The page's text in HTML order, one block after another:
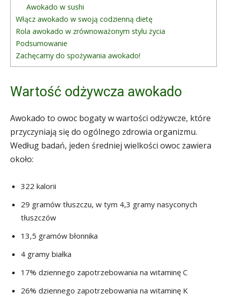
Awokado w sushi
Włącz awokado w swoją codzienną dietę
Rola awokado w zrównoważonym stylu życia
Podsumowanie
Zachęcamy do spożywania awokado!
Wartość odżywcza awokado
Awokado to owoc bogaty w wartości odżywcze, które
przyczyniają się do ogólnego zdrowia organizmu.
Według badań, jeden średniej wielkości owoc zawiera
około:
322 kalorii
29 gramów tłuszczu, w tym 4,3 gramy nasyconych
tłuszczów
13,5 gramów błonnika
4 gramy białka
17% dziennego zapotrzebowania na witaminę C
26% dziennego zapotrzebowania na witaminę K